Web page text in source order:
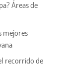
Áreas de
mejores
recorrido de